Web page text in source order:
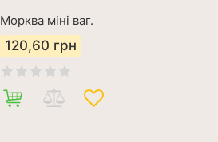
Морква міні ваг.
120,60 грн